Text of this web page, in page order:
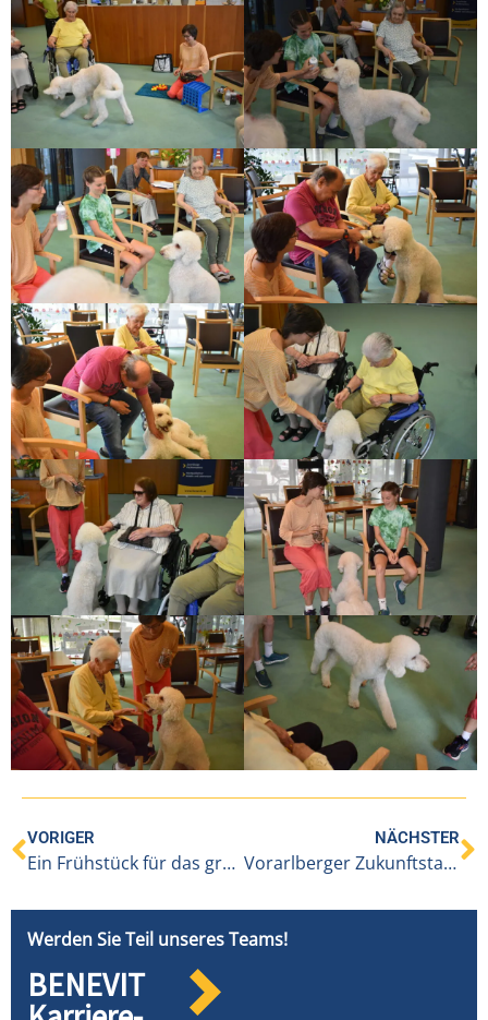
VORIGER
Ein Frühstück für das großartige Engagement der Ehrenamtlichen in Alberschwende
NÄCHSTER
Vorarlberger Zukunftstag „Ich geh mit“
Werden Sie Teil unseres Teams!
BENEVIT